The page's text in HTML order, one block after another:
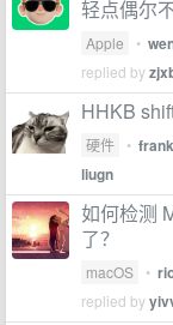
轻点偶尔
Apple •
replied by
HHKB
硬件 •
liugn
如何检测
了？
macOS •
replied by